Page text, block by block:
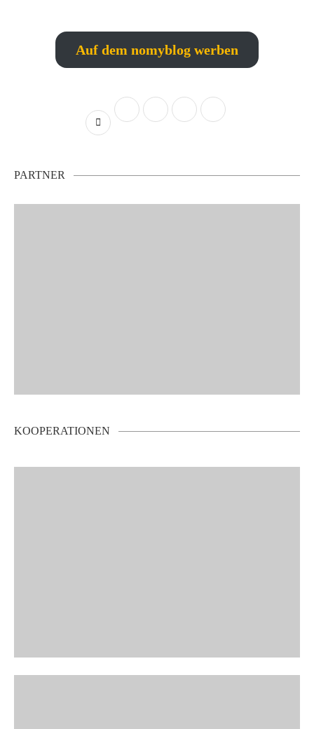
Auf dem nomyblog werben
PARTNER
KOOPERATIONEN